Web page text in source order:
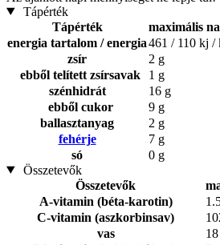
Tápérték
Tápérték
maximális
energia tartalom / energia461 / 110 kj /
zsír
2 g
ebből telített zsírsavak
1 g
szénhidrát
16 g
ebből cukor
9 g
ballasztanyag
2 g
fehérje
7 g
só
0 g
Összetevők
Összetevők
A-vitamin (béta-karotin)
C-vitamin (aszkorbinsav)
vas